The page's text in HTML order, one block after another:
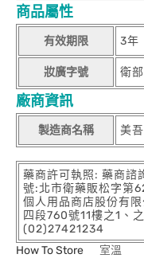
商品屬性
有效期限 3年
妝廣字號 衛
廠商資訊
製造商名稱 美
藥商許可執照: 藥商
號:北市衛藥販松字第
個人用品商店股份有
四段760號11樓之1、
(02)27421234
How To Store
室溫